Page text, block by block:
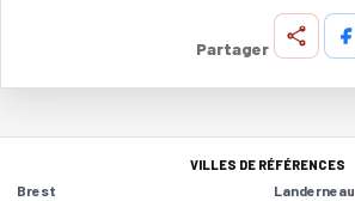
Partager
VILLES DE RÉFÉRENCES
Brest
Landerneau